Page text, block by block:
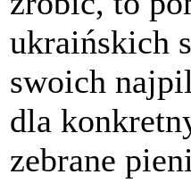
ukraińskich
swoich
dla
zebrane